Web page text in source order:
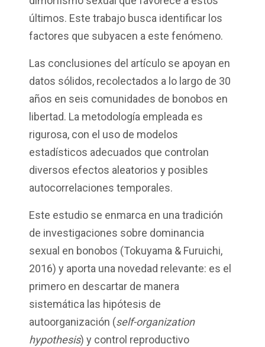
últimos. Este trabajo busca identificar los
factores que subyacen a este fenómeno.
Las conclusiones del artículo se apoyan en
datos sólidos, recolectados a lo largo de 30
años en seis comunidades de bonobos en
libertad. La metodología empleada es
rigurosa, con el uso de modelos
estadísticos adecuados que controlan
diversos efectos aleatorios y posibles
autocorrelaciones temporales.
Este estudio se enmarca en una tradición
de investigaciones sobre dominancia
sexual en bonobos (Tokuyama & Furuichi,
2016) y aporta una novedad relevante: es el
primero en descartar de manera
sistemática las hipótesis de
autoorganización (self-organization
hypothesis) y control reproductivo